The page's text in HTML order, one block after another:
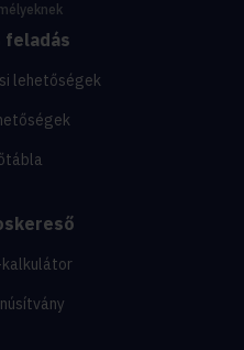
feladás
lehetőségek